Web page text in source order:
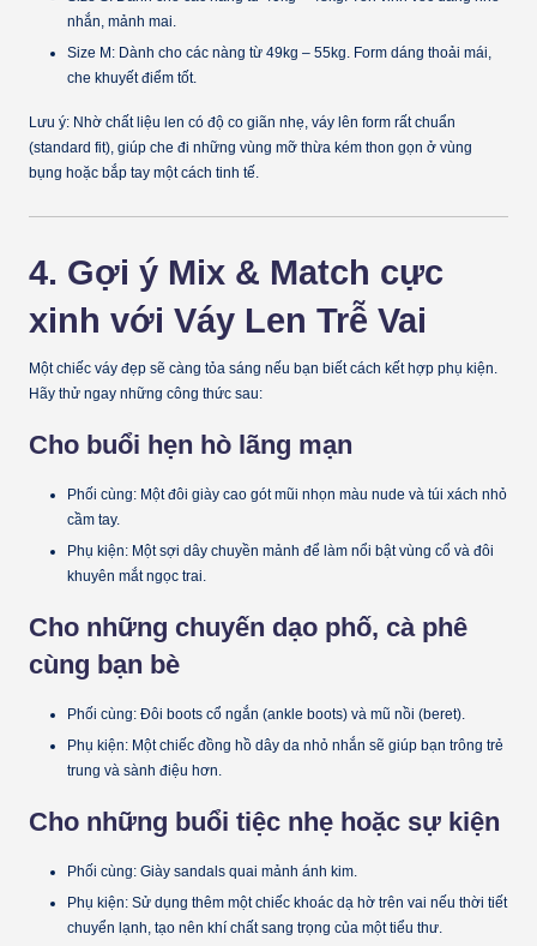
nhắn, mảnh mai.
Size M: Dành cho các nàng từ 49kg – 55kg. Form dáng thoải mái,
che khuyết điểm tốt.
Lưu ý: Nhờ chất liệu len có độ co giãn nhẹ, váy lên form rất chuẩn
(standard fit), giúp che đi những vùng mỡ thừa kém thon gọn ở vùng
bụng hoặc bắp tay một cách tinh tế.
4. Gợi ý Mix & Match cực
xinh với Váy Len Trễ Vai
Một chiếc váy đẹp sẽ càng tỏa sáng nếu bạn biết cách kết hợp phụ kiện.
Hãy thử ngay những công thức sau:
Cho buổi hẹn hò lãng mạn
Phối cùng: Một đôi giày cao gót mũi nhọn màu nude và túi xách nhỏ
cầm tay.
Phụ kiện: Một sợi dây chuyền mảnh để làm nổi bật vùng cổ và đôi
khuyên mắt ngọc trai.
Cho những chuyến dạo phố, cà phê
cùng bạn bè
Phối cùng: Đôi boots cổ ngắn (ankle boots) và mũ nồi (beret).
Phụ kiện: Một chiếc đồng hồ dây da nhỏ nhắn sẽ giúp bạn trông trẻ
trung và sành điệu hơn.
Cho những buổi tiệc nhẹ hoặc sự kiện
Phối cùng: Giày sandals quai mảnh ánh kim.
Phụ kiện: Sử dụng thêm một chiếc khoác dạ hờ trên vai nếu thời tiết
chuyển lạnh, tạo nên khí chất sang trọng của một tiểu thư.